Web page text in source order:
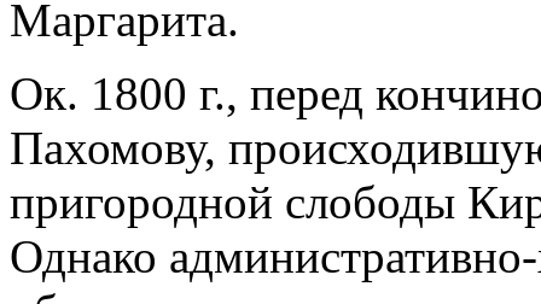
Маргарита.
Ок. 1800 г., перед
Пахомову,
пригородной слободы
Однако